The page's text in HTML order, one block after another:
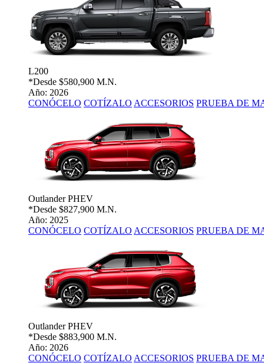
L200
*Desde $580,900 M.N.
Año: 2026
CONÓCELO COTÍZALO ACCESORIOS PRUEBA DE
Outlander PHEV
*Desde $827,900 M.N.
Año: 2025
CONÓCELO COTÍZALO ACCESORIOS PRUEBA DE
Outlander PHEV
*Desde $883,900 M.N.
Año: 2026
CONÓCELO COTÍZALO ACCESORIOS PRUEBA DE